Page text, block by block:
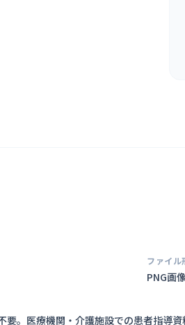
ファイル
PNG画
。医療機関・介護施設での患者指導